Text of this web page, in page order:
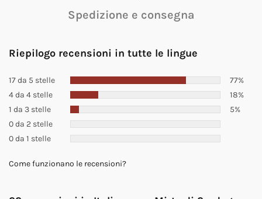
Spedizione e consegna
Riepilogo recensioni in tutte le lingue
17 da 5 stelle
77%
4 da 4 stelle
18%
1 da 3 stelle
5%
0 da 2 stelle
0 da 1 stelle
Come funzionano le recensioni?